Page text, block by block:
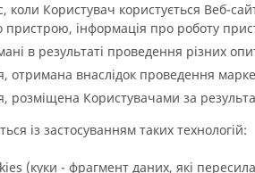
коли Користувач користується Веб-
пристрою, інформація про роботу
в результаті проведення різних
отримана внаслідок проведення
розміщена Користувачами за
із застосуванням таких технологій:
(куки - фрагмент даних, які